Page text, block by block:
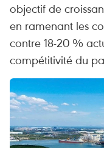
objectif de
en ramenant les
contre 18-20 %
compétitivité du